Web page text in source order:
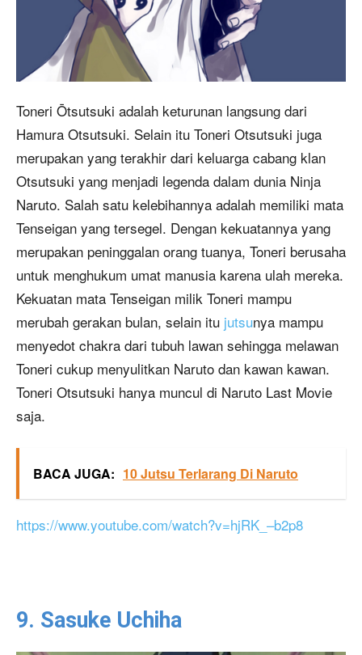
Toneri Ōtsutsuki adalah keturunan langsung dari
Hamura Otsutsuki. Selain itu Toneri Otsutsuki juga
merupakan yang terakhir dari keluarga cabang klan
Otsutsuki yang menjadi legenda dalam dunia Ninja
Naruto. Salah satu kelebihannya adalah memiliki mata
Tenseigan yang tersegel. Dengan kekuatannya yang
merupakan peninggalan orang tuanya, Toneri berusaha
untuk menghukum umat manusia karena ulah mereka.
Kekuatan mata Tenseigan milik Toneri mampu
merubah gerakan bulan, selain itu jutsunya mampu
menyedot chakra dari tubuh lawan sehingga melawan
Toneri cukup menyulitkan Naruto dan kawan kawan.
Toneri Otsutsuki hanya muncul di Naruto Last Movie
saja.
BACA JUGA: 10 Jutsu Terlarang Di Naruto
https://www.youtube.com/watch?v=hjRK_–b2p8
9. Sasuke Uchiha